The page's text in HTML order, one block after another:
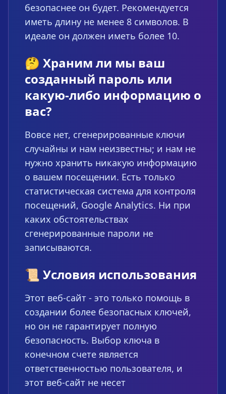
безопаснее он будет. Рекомендуется
иметь длину не менее 8 символов. В
идеале он должен иметь более 10.
🤔 Храним ли мы ваш
созданный пароль или
какую-либо информацию о
вас?
Вовсе нет, сгенерированные ключи
случайны и нам неизвестны; и нам не
нужно хранить никакую информацию
о вашем посещении. Есть только
статистическая система для контроля
посещений, Google Analytics. Ни при
каких обстоятельствах
сгенерированные пароли не
записываются.
📜 Условия использования
Этот веб-сайт - это только помощь в
создании более безопасных ключей,
но он не гарантирует полную
безопасность. Выбор ключа в
конечном счете является
ответственностью пользователя, и
этот веб-сайт не несет